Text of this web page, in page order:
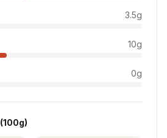
3.5g
10g
0g
(100g)